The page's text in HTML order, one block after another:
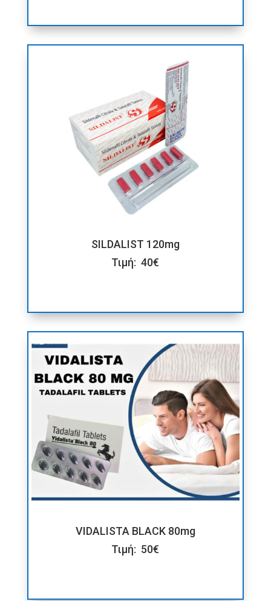
SILDALIST 120mg
Τιμή: 40€
VIDALISTA BLACK 80mg
Τιμή: 50€